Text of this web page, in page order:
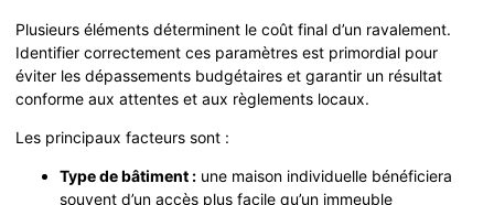
Plusieurs éléments déterminent le coût final d’un ravalement.
Identifier correctement ces paramètres est primordial pour
éviter les dépassements budgétaires et garantir un résultat
conforme aux attentes et aux règlements locaux.
Les principaux facteurs sont :
Type de bâtiment : une maison individuelle bénéficiera
souvent d’un accès plus facile qu’un immeuble